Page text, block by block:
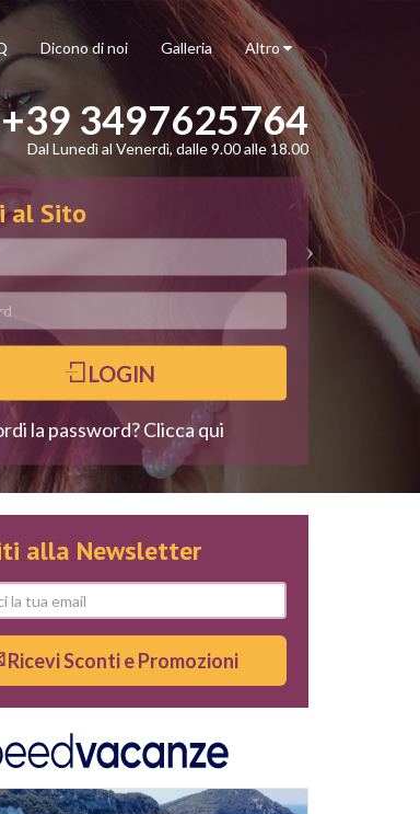
Dicono di noi Galleria Altro
+39 3497625764
Dal Lunedì al Venerdì, dalle 9.00 alle 18.00
al Sito
LOGIN
la password? Clicca qui
alla Newsletter
Ricevi Sconti e Promozioni